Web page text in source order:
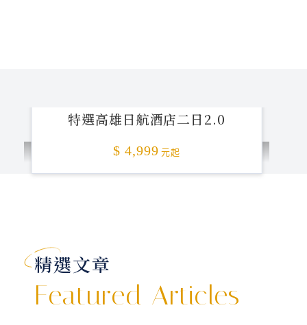
特選高雄日航酒店二日2.0
$ 4,999 元起
精選文章
Featured Articles